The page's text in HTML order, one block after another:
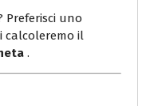
Preferisci uno
calcoleremo il
.